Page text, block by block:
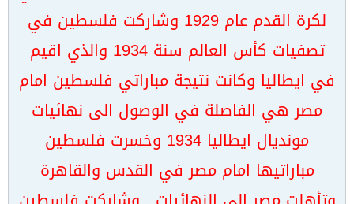
لكرة القدم عام 1929 وشاركت فلسطين في
تصفيات كأس العالم سنة 1934 والذي اقيم
في ايطاليا وكانت نتيجة مباراتي فلسطين امام
مصر هي الفاصلة في الوصول الى نهائيات
مونديال ايطاليا 1934 وخسرت فلسطين
مباراتيها امام مصر في القدس والقاهرة